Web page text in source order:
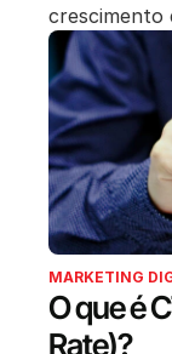
crescimento
MARKETING
O que é
Rate)?